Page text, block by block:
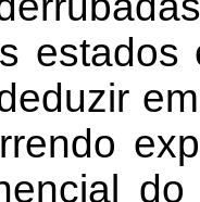
estados